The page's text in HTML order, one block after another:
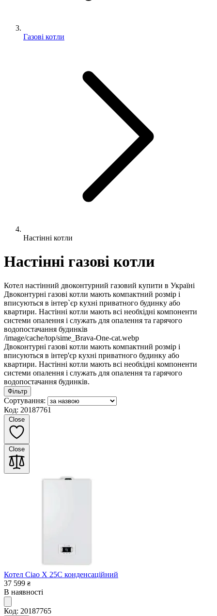
Газові котли
Настінні котли
Настінні газові котли
Котел настінний двоконтурний газовий купити в Україні
Двоконтурні газові котли мають компактний розмір і
вписуються в інтер`єр кухні приватного будинку або
квартири. Настінні котли мають всі необхідні компоненти
системи опалення і служать для опалення та гарячого
водопостачання будинків
/image/cache/top/sime_Brava-One-cat.webp
Двоконтурні газові котли мають компактний розмір і
вписуються в інтер'єр кухні приватного будинку або
квартири. Настінні котли мають всі необхідні компоненти
системи опалення і служать для опалення та гарячого
водопостачання будинків.
Фільтр
Сортування:
Код: 20187761
Close
Close
Котел Ciao X 25C конденсаційний
37 599 ₴
В наявності
Код: 20187765